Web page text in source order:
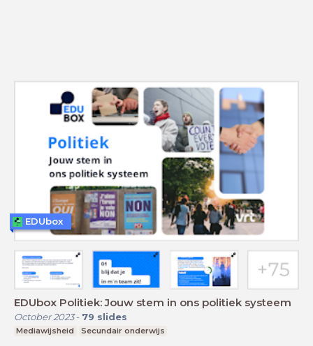
EDUbox Politiek: Jouw stem in ons politiek systeem
October 2023- 79 slides
Mediawijsheid Secundair onderwijs
EDUbox